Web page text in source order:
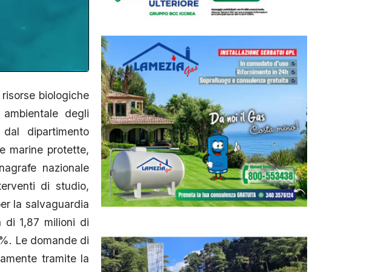
biologiche
degli
dipartimento
marine protette,
nazionale
di studio,
la salvaguardia
di 1,87 milioni di
Le domande di
tramite la